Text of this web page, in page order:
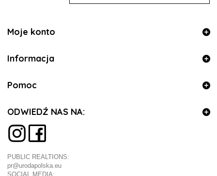
Moje konto
Informacja
Pomoc
ODWIEDŹ NAS NA:
PUBLIC REALTIONS:
pr@urodapolska.eu
SOCIAL MEDIA: